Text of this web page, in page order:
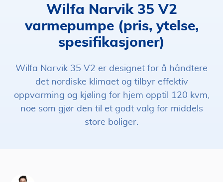
Wilfa Narvik 35 V2
varmepumpe (pris, ytelse,
spesifikasjoner)
Wilfa Narvik 35 V2 er designet for å håndtere
det nordiske klimaet og tilbyr effektiv
oppvarming og kjøling for hjem opptil 120 kvm,
noe som gjør den til et godt valg for middels
store boliger.